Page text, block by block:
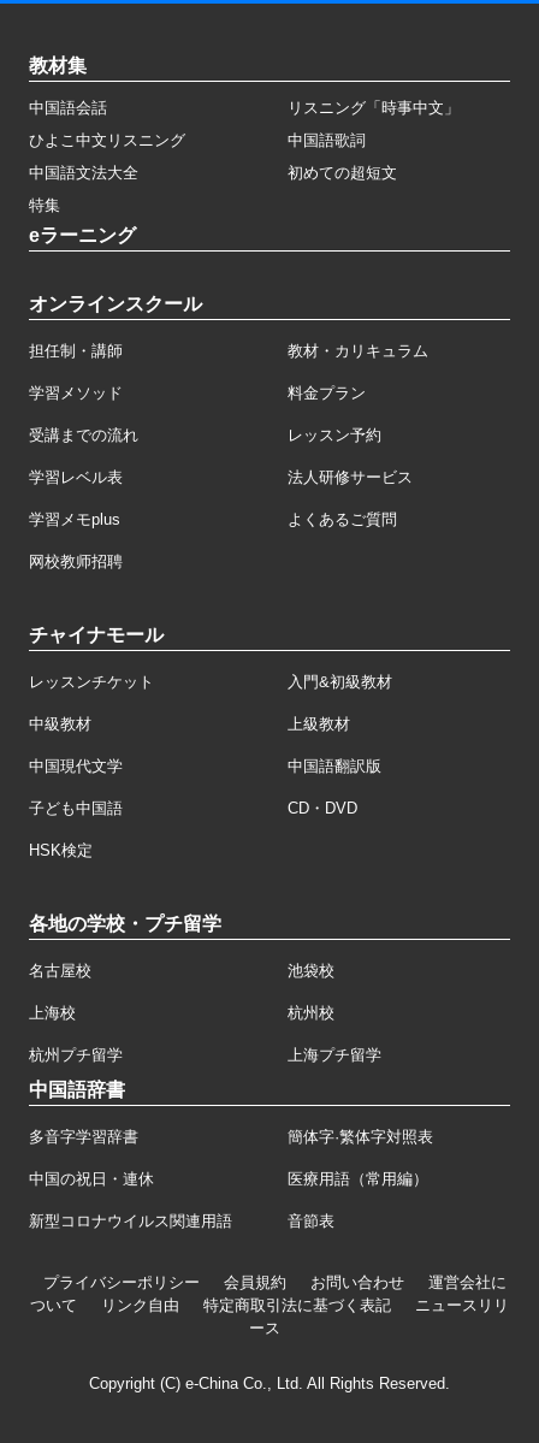
教材集
中国語会話
リスニング「時事中文」
ひよこ中文リスニング
中国語歌詞
中国語文法大全
初めての超短文
特集
eラーニング
オンラインスクール
担任制・講師 教材・カリキュラム
学習メソッド 料金プラン
受講までの流れ レッスン予約
学習レベル表 法人研修サービス
学習メモplus よくあるご質問
网校教师招聘
チャイナモール
レッスンチケット 入門&初級教材
中級教材 上級教材
中国現代文学 中国語翻訳版
子ども中国語 CD・DVD
HSK検定
各地の学校・プチ留学
名古屋校 池袋校
上海校 杭州校
杭州プチ留学 上海プチ留学
中国語辞書
多音字学習辞書 簡体字·繁体字対照表
中国の祝日・連休 医療用語（常用編）
新型コロナウイルス関連用語 音節表
プライバシーポリシー 会員規約 お問い合わせ
運営会社に
ついて
リンク自由 特定商取引法に基づく表記
ニュースリリ
ース
Copyright (C) e-China Co., Ltd. All Rights Reserved.